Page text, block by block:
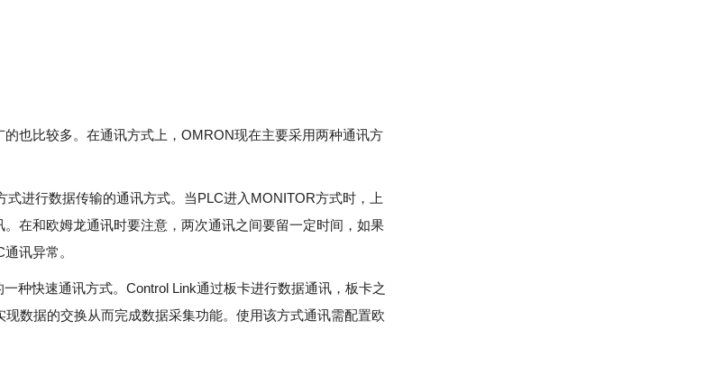
的也比较多。在通讯方式上，OMRON现在主要采用两种通讯方
式进行数据传输的通讯方式。当PLC进入MONITOR方式时，上
在和欧姆龙通讯时要注意，两次通讯之间要留一定时间，如果
讯异常。
种快速通讯方式。Control Link通过板卡进行数据通讯，板卡之
现数据的交换从而完成数据采集功能。使用该方式通讯需配置欧